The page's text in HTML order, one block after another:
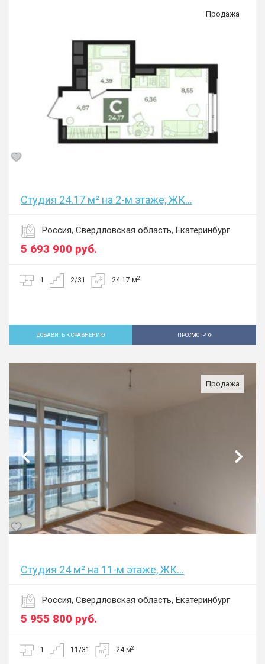
Продажа
Студия 24.17 м² на 2-м этаже, ЖК...
Россия, Свердловская область, Екатеринбург
5 693 900 руб.
1 2/31 24.17 м2
ДОБАВИТЬ К СРАВНЕНИЮ ПРОСМОТР
Продажа
Студия 24 м² на 11-м этаже, ЖК...
Россия, Свердловская область, Екатеринбург
5 955 800 руб.
1 11/31 24 м2